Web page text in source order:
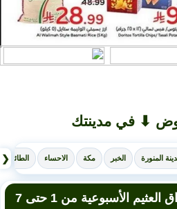
⬇ في مدينتك
❮ المنورة الخبر مكة الاحساء الطائف
عروض أسواق العثيم الأسبوعية من 1 حتى 7